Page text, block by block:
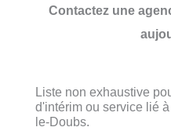
Contactez une
Liste non exhaustive
d'intérim ou service lié
le-Doubs.